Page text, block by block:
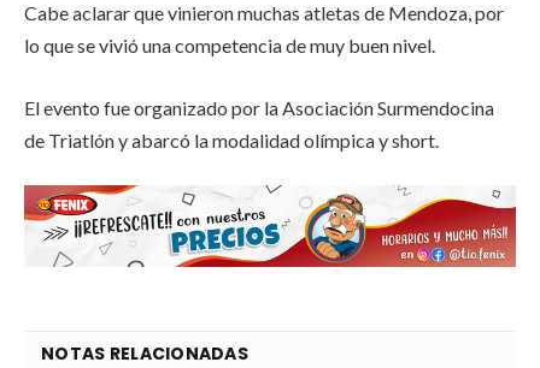
Cabe aclarar que vinieron muchas atletas de Mendoza, por
lo que se vivió una competencia de muy buen nivel.
El evento fue organizado por la Asociación Surmendocina
de Triatlón y abarcó la modalidad olímpica y short.
NOTAS RELACIONADAS